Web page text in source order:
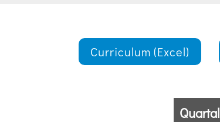
Curriculum (Excel)
Quartal